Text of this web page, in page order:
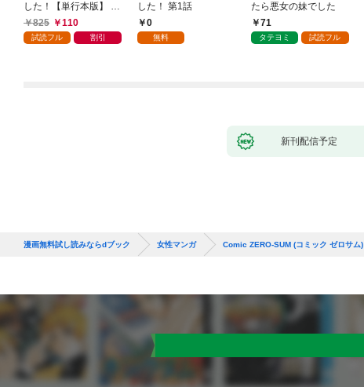
した！【単行本版】 1
巻825 110
試読フル 割引
した！ 第1話
0
無料
たら悪女の妹でした
71
タテヨミ 試読フル
新刊配信予定
漫画無料試し読みならdブック 女性マンガ Comic ZERO-SUM (コミック ゼロサム)